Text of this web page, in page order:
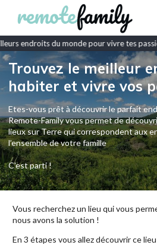
endroits du monde pour vivre tes
Trouvez le meilleur
habiter et vivre vos
Etes-vous prêt à découvrir le parfait
Remote-Family vous permet de
lieux sur Terre qui correspondent aux
l’ensemble de votre famille
C'est parti !
Vous recherchez un lieu qui vous
nous avons la solution !
En 3 étapes vous allez découvrir ce